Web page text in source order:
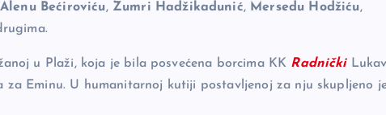
Alenu Bećiroviću, Zumri Hadžikadunić, Mersedu Hodžiću,
u Plaži, koja je bila posvećena borcima KK Radnički
Eminu. U humanitarnoj kutiji postavljenoj za nju skupljeno